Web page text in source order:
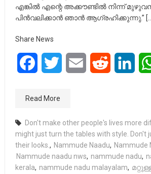
എങ്കിൽ എന്റെ അക്കൗണ്ടിൽ നിന്ന്
പിൻവലിക്കാൻ ഞാൻ ആഗ്രഹിക്കുന്നു.” […]
Share News
FacebookTwitter Email Reddit
Read More
Don't make other people's lives more
might just turn the tables with style. Don't
their looks., Nammude Naadu, Nammude
Nammude naadu nws, nammude nadu,
kerala, nammude nadu malayalam,